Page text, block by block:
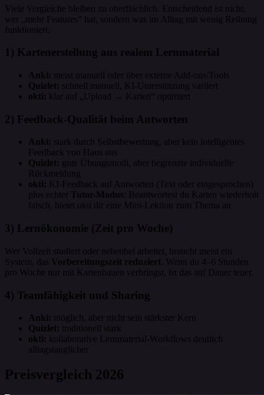
Viele Vergleiche bleiben zu oberflächlich. Entscheidend ist nicht,
wer „mehr Features“ hat, sondern was im Alltag mit wenig Reibung
funktioniert.
1) Kartenerstellung aus realem Lernmaterial
Anki: meist manuell oder über externe Add-ons/Tools
Quizlet: schnell manuell, KI-Unterstützung variiert
okti: klar auf „Upload → Karten“ optimiert
2) Feedback-Qualität beim Antworten
Anki: stark durch Selbstbewertung, aber kein intelligentes
Feedback von Haus aus
Quizlet: gute Übungsmodi, aber begrenzte individuelle
Rückmeldung
okti: KI-Feedback auf Antworten (Text oder eingesprochen)
plus echter Tutor-Modus: Beantwortest du Karten wiederholt
falsch, bietet okti dir eine Mini-Lektion zum Thema an
3) Lernökonomie (Zeit pro Woche)
Wer Vollzeit studiert oder nebenbei arbeitet, braucht meist ein
System, das Vorbereitungszeit reduziert . Wenn du 4–6 Stunden
pro Woche nur mit Kartenbauen verbringst, ist das auf Dauer teuer.
4) Teamfähigkeit und Sharing
Anki: möglich, aber nicht sein stärkster Kern
Quizlet: traditionell stark
okti: kollaborative Lernmaterial-Workflows deutlich
alltagstauglicher
Preisvergleich 2026